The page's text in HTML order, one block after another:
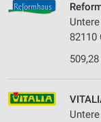
82110